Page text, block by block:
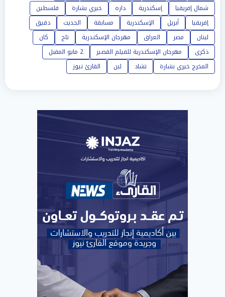
شمال إفريقيا
إسكندرية داره خيري بشارة
فلسطين
إفريقيا
أبريل الإسكندرية مسابقة الحديث
دقيق
لبنان
مصر العراق مهرجان الإسكندرية تاج
كان
ذكرى
مهرجان الإسكندرية للفيلم القصير
2 مايو المقبل
المخرج خيري بشارة
تشاد لبن القارئ نيوز